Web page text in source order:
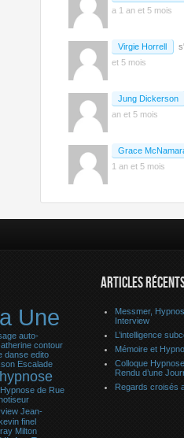
a 1 an et 5 mois
Virgie Horrell
et 5 mois
Jung Dickerson
an et 5 mois
Grace
1 an et 5 mois
Une
auto-
contour
danse edito
Escalade
hypnose
Hypnose de Rue
Jean-
finel
Milton
ARTICLES
Messmer,
Interview
L’intelligence
Mémoire et
Colloque
Rendu d’une
Regards croisés